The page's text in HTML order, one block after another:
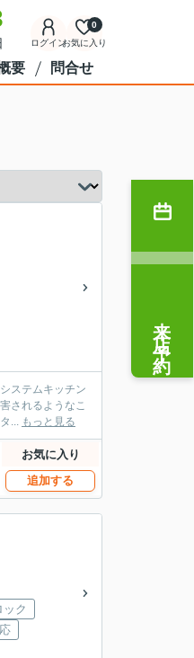
ログインお気に入り
0
要 問合せ
ステムキッチン
されるようなこ
... もっと見る
お気に入り
追加する
ック
来店予約